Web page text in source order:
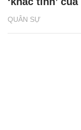
QUÂN SỰ